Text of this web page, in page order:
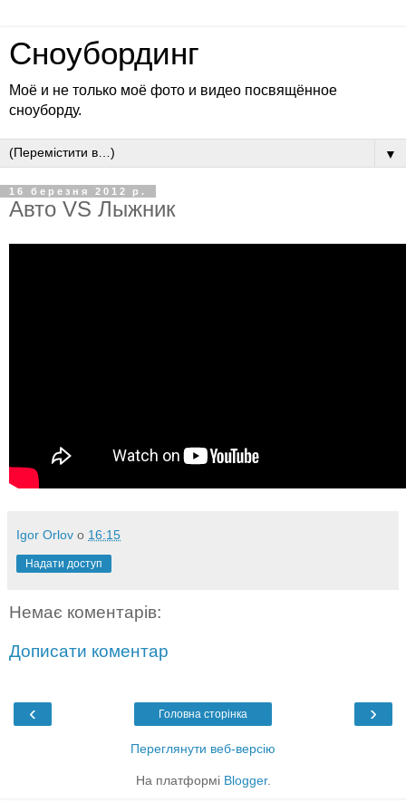
Сноубординг
Моё и не только моё фото и видео посвящённое
сноуборду.
▼
16 березня 2012 р.
Авто VS Лыжник
Igor Orlov о 16:15
Надати доступ
Немає коментарів:
Дописати коментар
‹ ›
Головна сторінка
Переглянути веб-версію
На платформі Blogger.